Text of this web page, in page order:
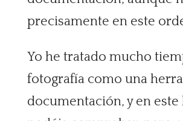
precisamente en este
Yo he tratado mucho
fotografía como una
documentación, y en este